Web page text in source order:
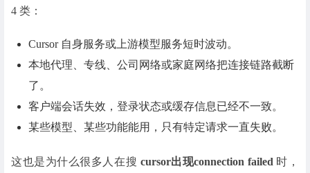
4 类：
Cursor 自身服务或上游模型服务短时波动。
本地代理、专线、公司网络或家庭网络把连接链路截断
了。
客户端会话失效，登录状态或缓存信息已经不一致。
某些模型、某些功能能用，只有特定请求一直失败。
这也是为什么很多人在搜 cursor出现connection failed 时，